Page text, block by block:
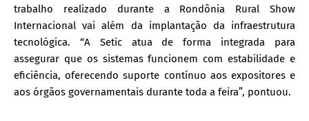
trabalho realizado durante a Rondônia Rural Show
Internacional vai além da implantação da infraestrutura
tecnológica. “A Setic atua de forma integrada para
assegurar que os sistemas funcionem com estabilidade e
eficiência, oferecendo suporte contínuo aos expositores e
aos órgãos governamentais durante toda a feira”, pontuou.